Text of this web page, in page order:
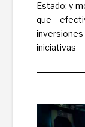
Estado; y
que
iniciativas